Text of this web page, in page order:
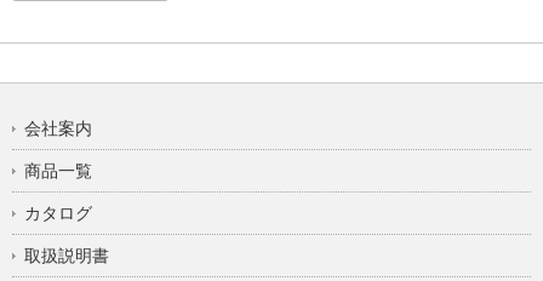
会社案内
商品一覧
カタログ
取扱説明書